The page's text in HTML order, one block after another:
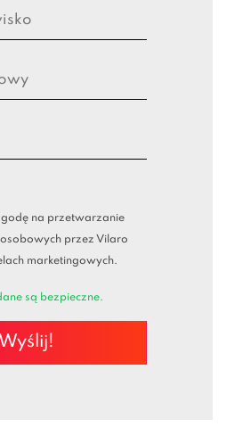
na przetwarzanie
przez Vilaro
marketingowych.
są bezpieczne.